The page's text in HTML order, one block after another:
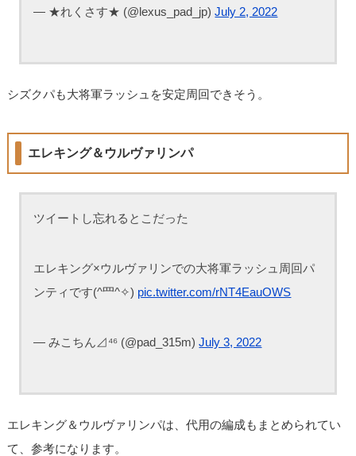
— ★れくさす★ (@lexus_pad_jp)July 2, 2022
シズクパも大将軍ラッシュを安定周回できそう。
エレキング＆ウルヴァリンパ
ツイートし忘れるとこだった
エレキング×ウルヴァリンでの大将軍ラッシュ周回パ
ンティです(^罒^✧) pic.twitter.com/rNT4EauOWS
— みこちん⊿⁴⁶ (@pad_315m)July 3, 2022
エレキング＆ウルヴァリンパは、代用の編成もまとめられてい
て、参考になります。